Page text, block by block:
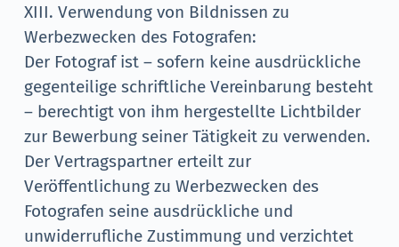
XIII. Verwendung von Bildnissen zu
Werbezwecken des Fotografen:
Der Fotograf ist – sofern keine ausdrückliche
gegenteilige schriftliche Vereinbarung besteht
– berechtigt von ihm hergestellte Lichtbilder
zur Bewerbung seiner Tätigkeit zu verwenden.
Der Vertragspartner erteilt zur
Veröffentlichung zu Werbezwecken des
Fotografen seine ausdrückliche und
unwiderrufliche Zustimmung und verzichtet